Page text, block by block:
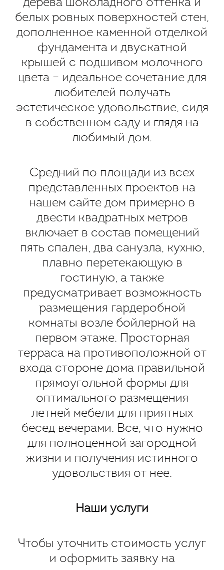
дерева шоколадного оттенка и
белых ровных поверхностей стен,
дополненное каменной отделкой
фундамента и двускатной
крышей с подшивом молочного
цвета – идеальное сочетание для
любителей получать
эстетическое удовольствие, сидя
в собственном саду и глядя на
любимый дом.
Средний по площади из всех
представленных проектов на
нашем сайте дом примерно в
двести квадратных метров
включает в состав помещений
пять спален, два санузла, кухню,
плавно перетекающую в
гостиную, а также
предусматривает возможность
размещения гардеробной
комнаты возле бойлерной на
первом этаже. Просторная
терраса на противоположной от
входа стороне дома правильной
прямоугольной формы для
оптимального размещения
летней мебели для приятных
бесед вечерами. Все, что нужно
для полноценной загородной
жизни и получения истинного
удовольствия от нее.
Наши услуги
Чтобы уточнить стоимость услуг
и оформить заявку на